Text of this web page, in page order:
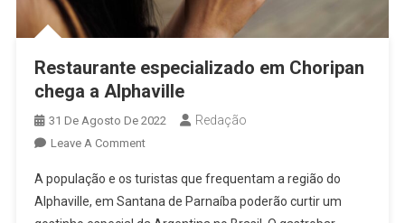
Restaurante especializado em Choripan
chega a Alphaville
31 De Agosto De 2022 Redação
Leave A CommentOn
Especializado
Em
A população e os turistas que frequentam a região do
Alphaville, em Santana de Parnaíba poderão curtir um